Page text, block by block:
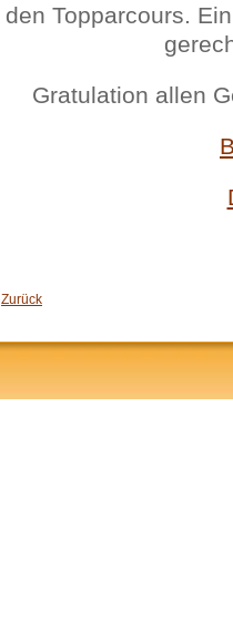
den Topparcours.
Gratulation allen
Zurück